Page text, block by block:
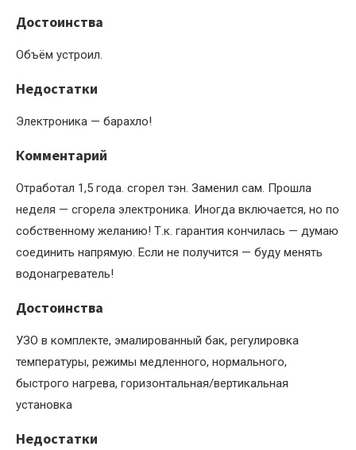
Достоинства
Объём устроил.
Недостатки
Электроника — барахло!
Комментарий
Отработал 1,5 года. сгорел тэн. Заменил сам. Прошла
неделя — сгорела электроника. Иногда включается, но по
собственному желанию! Т.к. гарантия кончилась — думаю
соединить напрямую. Если не получится — буду менять
водонагреватель!
Достоинства
УЗО в комплекте, эмалированный бак, регулировка
температуры, режимы медленного, нормального,
быстрого нагрева, горизонтальная/вертикальная
установка
Недостатки